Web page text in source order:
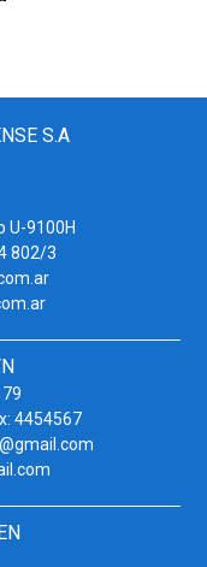
S.A
U-9100H
802/3
4454567